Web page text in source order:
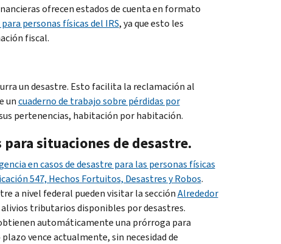
ofrecen estados de cuenta en formato
personas físicas del IRS, ya que esto les
fiscal.
un desastre. Esto facilita la reclamación al
uncuaderno de trabajo sobre pérdidas por
pertenencias, habitación por habitación.
situaciones de desastre.
en casos de desastre para las personas físicas
547, Hechos Fortuitos, Desastres y Robos.
a nivel federal pueden visitar la secciónAlrededor
tributarios disponibles por desastres.
automáticamente una prórroga para
vence actualmente, sin necesidad de